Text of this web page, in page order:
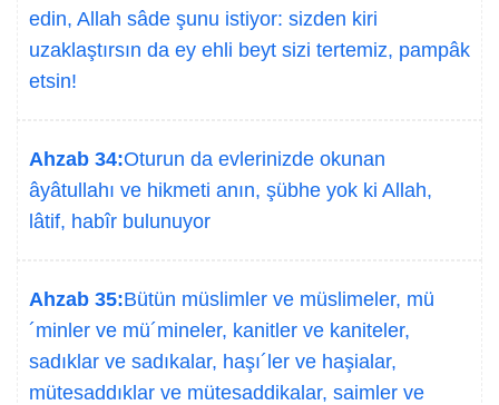
edin, Allah sâde şunu istiyor: sizden kiri
uzaklaştırsın da ey ehli beyt sizi tertemiz, pampâk
etsin!
Ahzab 34:Oturun da evlerinizde okunan
âyâtullahı ve hikmeti anın, şübhe yok ki Allah,
lâtif, habîr bulunuyor
Ahzab 35:Bütün müslimler ve müslimeler, mü
´minler ve mü´mineler, kanitler ve kaniteler,
sadıklar ve sadıkalar, haşı´ler ve haşialar,
mütesaddıklar ve mütesaddikalar, saimler ve